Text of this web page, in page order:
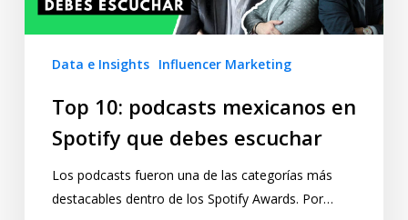
Data e Insights Influencer Marketing
Top 10: podcasts mexicanos en
Spotify que debes escuchar
Los podcasts fueron una de las categorías más
destacables dentro de los Spotify Awards. Por…